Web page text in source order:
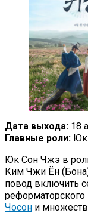
Дата выхода: 18
Главные роли: Юк
Юк Сон Чжэ в
Ким Чжи Ён
повод включить
Чосон и